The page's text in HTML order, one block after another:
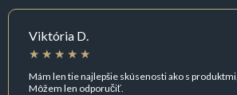
Viktória D.
Mám len tie najlepšie skúsenosti ako s
Môžem len odporučiť.